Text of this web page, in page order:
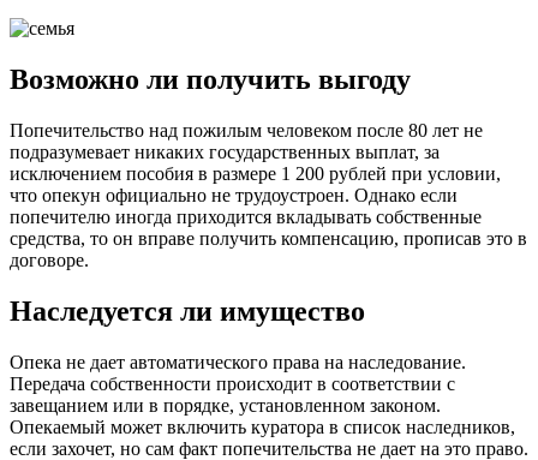
Возможно ли получить выгоду
Попечительство над пожилым человеком после 80 лет не
подразумевает никаких государственных выплат, за
исключением пособия в размере 1 200 рублей при условии,
что опекун официально не трудоустроен. Однако если
попечителю иногда приходится вкладывать собственные
средства, то он вправе получить компенсацию, прописав это в
договоре.
Наследуется ли имущество
Опека не дает автоматического права на наследование.
Передача собственности происходит в соответствии с
завещанием или в порядке, установленном законом.
Опекаемый может включить куратора в список наследников,
если захочет, но сам факт попечительства не дает на это право.